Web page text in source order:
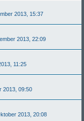
2013, 15:37
2013, 22:09
11:25
2013, 09:50
2013, 20:08